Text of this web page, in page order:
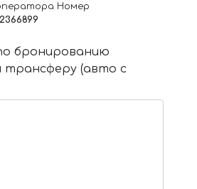
Номер
бронированию
трансферу (авто с